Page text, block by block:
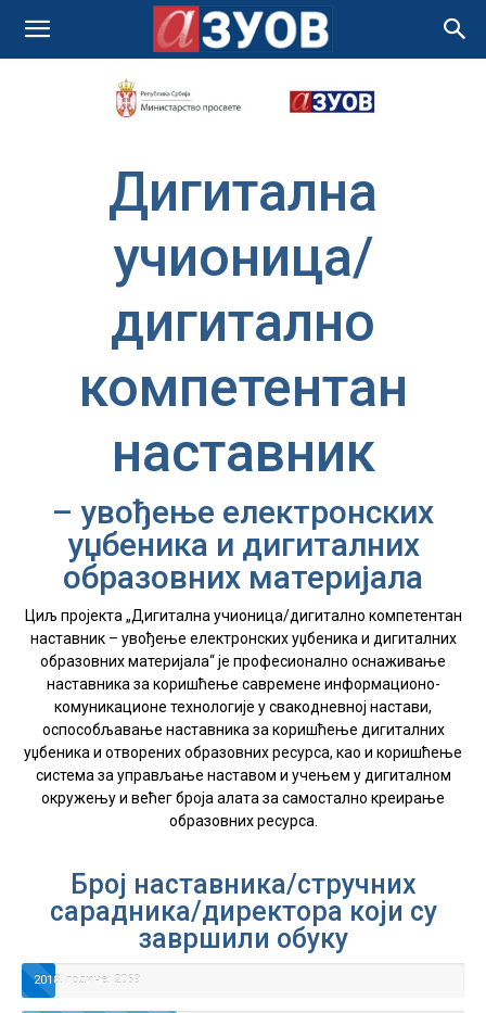
Дигитална
учионица/
дигитално
компетентан
наставник
– увођење електронских
уџбеника и дигиталних
образовних материјала
Циљ пројекта „Дигитална учионица/дигитално компетентан
наставник – увођење електронских уџбеника и дигиталних
образовних материјала“ је професионално оснаживање
наставника за коришћење савремене информационо-
комуникационе технологије у свакодневној настави,
оспособљавање наставника за коришћење дигиталних
уџбеника и отворених образовних ресурса, као и коришћење
система за управљање наставом и учењем у дигиталном
окружењу и већег броја алата за самостално креирање
образовних ресурса.
Број наставника/стручних
сарадника/директора који су
завршили обуку
2018. године: 2069